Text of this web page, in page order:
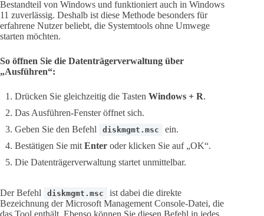
Bestandteil von Windows und funktioniert auch in Windows
11 zuverlässig. Deshalb ist diese Methode besonders für
erfahrene Nutzer beliebt, die Systemtools ohne Umwege
starten möchten.
So öffnen Sie die Datenträgerverwaltung über
„Ausführen“:
Drücken Sie gleichzeitig die Tasten Windows + R.
Das Ausführen-Fenster öffnet sich.
Geben Sie den Befehl
diskmgmt.msc
ein.
Bestätigen Sie mit Enter oder klicken Sie auf „OK“.
Die Datenträgerverwaltung startet unmittelbar.
Der Befehl diskmgmt.msc
ist dabei die direkte
Bezeichnung der Microsoft Management Console-Datei, die